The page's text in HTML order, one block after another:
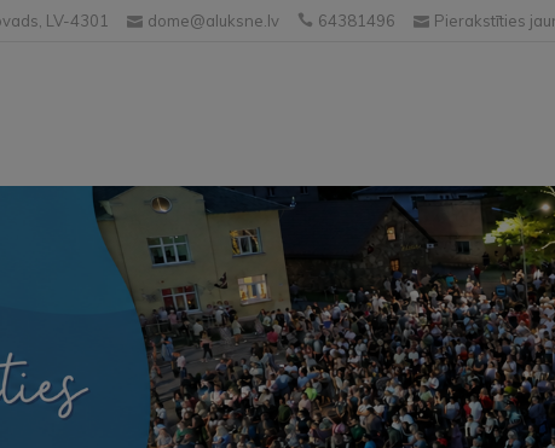
LV-4301 dome@aluksne.lv 64381496 Pierakstīties